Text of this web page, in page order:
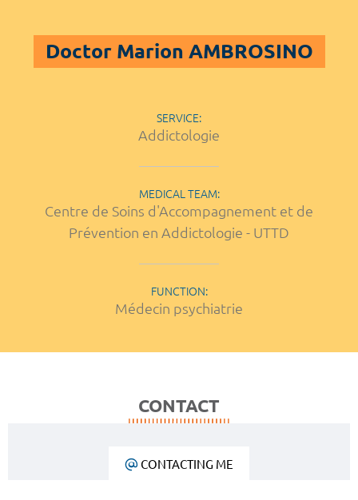
Doctor Marion AMBROSINO
SERVICE:
Addictologie
MEDICAL TEAM:
Centre de Soins d'Accompagnement et de
Prévention en Addictologie - UTTD
FUNCTION:
Médecin psychiatrie
CONTACT
CONTACTING ME